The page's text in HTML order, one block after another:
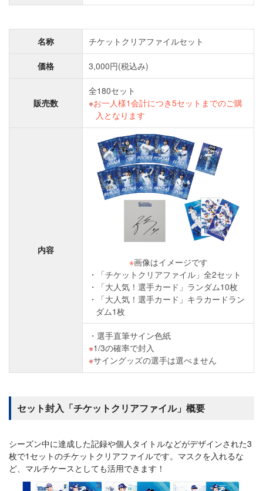
名称 チケットクリアファイルセット
価格 3,000円(税込み)
販売数
全180セット
お一人様1会計につき5セットまでのご購
入となります
内容
※画像はイメージです
「チケットクリアファイル」全2セット
「大人気！選手カード」ランダム10枚
「大人気！選手カード」キラカードラン
ダム1枚
選手直筆サイン色紙
1/3の確率で封入
サイングッズの選手は選べません
セット封入「チケットクリアファイル」概要
シーズン中に達成した記録や個人タイトルなどがデザインされた3
枚で1セットのチケットクリアファイルです。マスクを入れるな
ど、マルチケースとしても活用できます！